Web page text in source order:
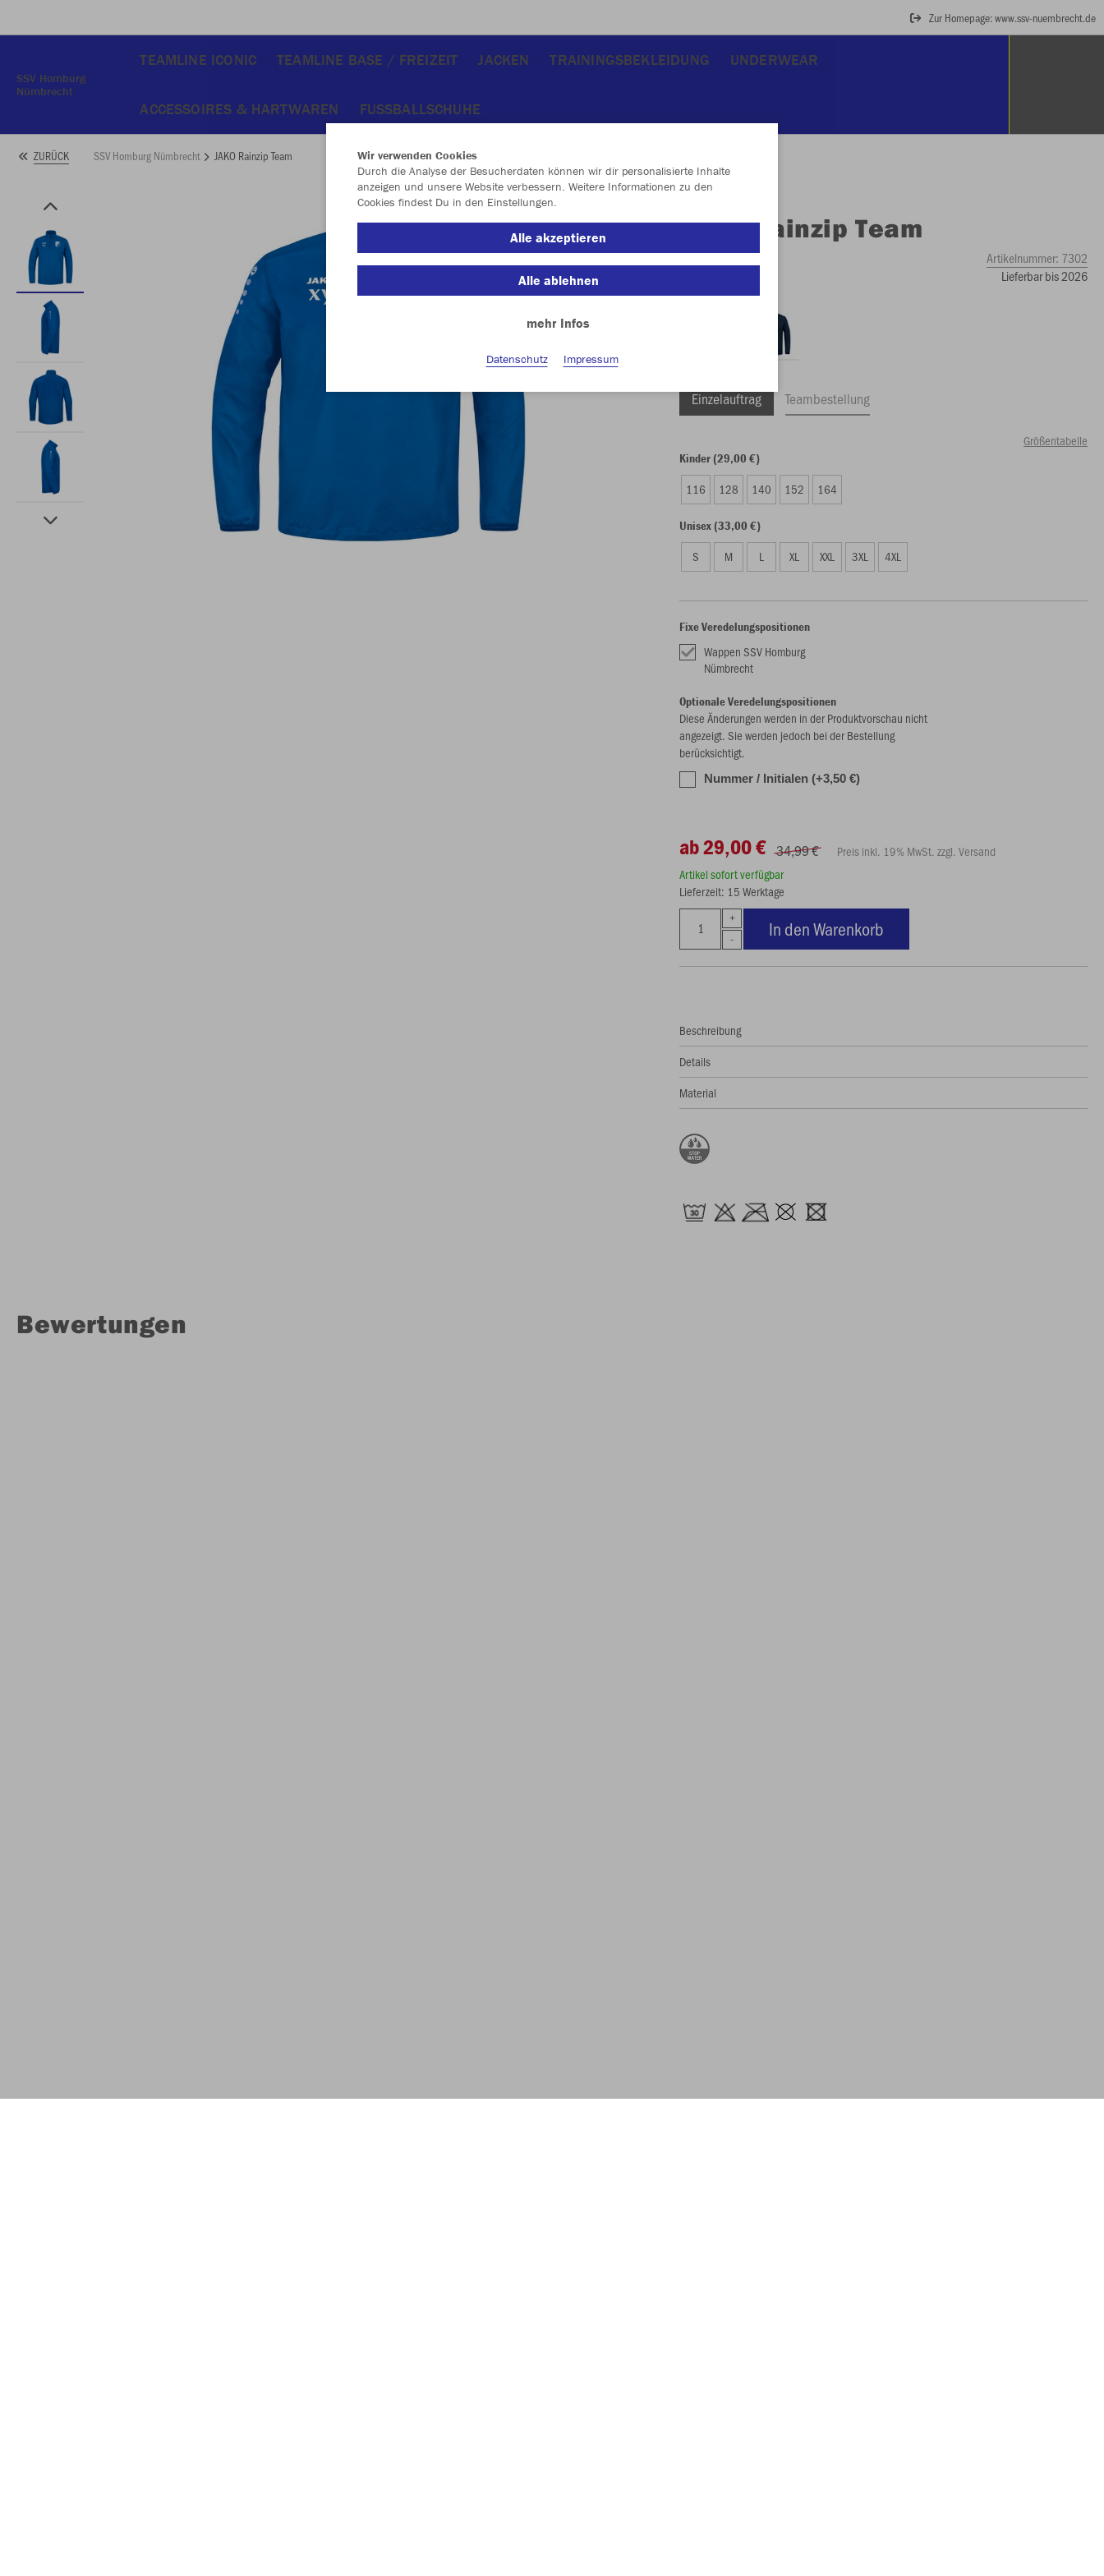
Zur Homepage: www.ssv-nuembrecht.de
SSV Homburg
Nümbrecht
TEAMLINE ICONIC TEAMLINE BASE / FREIZEIT JACKEN TRAININGSBEKLEIDUNG UNDERWEAR
ACCESSOIRES & HARTWAREN FUSSBALLSCHUHE
ZURÜCK SSV Homburg Nümbrecht JAKO Rainzip Team
JAKO Rainzip Team
royal Artikelnummer: 7302
Lieferbar bis 2026
Einzelauftrag Teambestellung
Größentabelle
Kinder (29,00 €)
116 128 140 152 164
Unisex (33,00 €)
S M L XL XXL 3XL 4XL
Fixe Veredelungspositionen
Wappen SSV Homburg
Nümbrecht
Optionale Veredelungspositionen
Diese Änderungen werden in der Produktvorschau nicht
angezeigt. Sie werden jedoch bei der Bestellung
berücksichtigt.
Nummer / Initialen (+3,50 €)
ab 29,00 € 34,99 €
Preis inkl. 19% MwSt. zzgl. Versand
Artikel sofort verfügbar
Lieferzeit: 15 Werktage
In den Warenkorb
Beschreibung
Details
Material
Bewertungen
Wir verwenden Cookies
Durch die Analyse der Besucherdaten können wir dir personalisierte Inhalte
anzeigen und unsere Website verbessern. Weitere Informationen zu den
Cookies findest Du in den Einstellungen.
Alle akzeptieren
Alle ablehnen
mehr Infos
Datenschutz Impressum